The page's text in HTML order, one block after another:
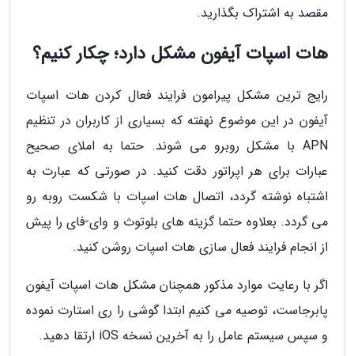
مقصد به اشتراک بگذارید.
هات اسپات آیفون مشکل دارد؛ چکار کنیم؟
رایج ترین مشکل پیرامون فرایند فعال کردن هات اسپات
آیفون در این موضوع نهفته که بسیاری از کاربران در تنظیم
APN با مشکل روبرو می شوند. حتما به املای صحیح
عبارات برای هر اپراتور دقت کنید. در صورتی که عبارت به
اشتباه نوشته گردد، اتصال هات اسپات با شکست روبه رو
می گردد. بعلاوه حتما گزینه های بلوتوث و وای-فای را پیش
از انجام فرایند فعال سازی هات اسپات روشن کنید.
اگر با رعایت موارد مذکور همچنان مشکل هات اسپات آیفون
پابرجاست، توصیه می کنیم ابتدا گوشی را ری استارت نموده
و سپس سیستم عامل را به آخرین نسخه iOS ارتقا دهید.